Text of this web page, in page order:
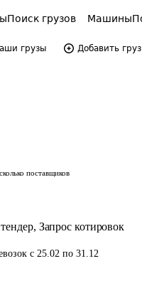
Поиск грузов Машины
грузы Добавить груз
поставщиков
, Запрос котировок
с 25.02 по 31.12